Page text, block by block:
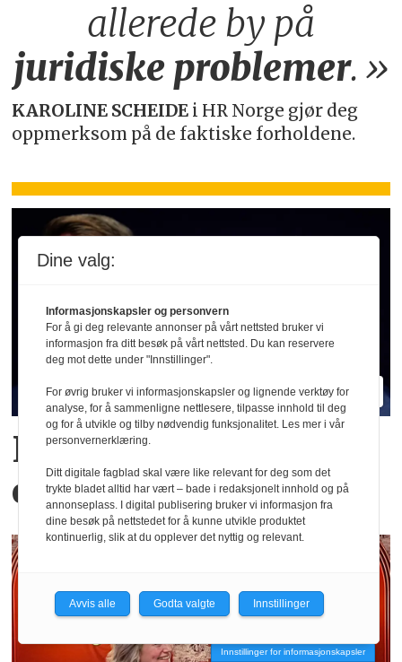
allerede by på
juridiske problemer.»
KAROLINE SCHEIDE i HR Norge gjør deg
oppmerksom på de faktiske forholdene.
Hva er egentlig KI-
effekten i Oljefondet?
Innstillinger for informasjonskapsler
Dine valg:
Informasjonskapsler og personvern
For å gi deg relevante annonser på vårt nettsted bruker vi
informasjon fra ditt besøk på vårt nettsted. Du kan reservere
deg mot dette under "Innstillinger".
For øvrig bruker vi informasjonskapsler og lignende verktøy for
analyse, for å sammenligne nettlesere, tilpasse innhold til deg
og for å utvikle og tilby nødvendig funksjonalitet. Les mer i vår
personvernerklæring.
Ditt digitale fagblad skal være like relevant for deg som det
trykte bladet alltid har vært – bade i redaksjonelt innhold og på
annonseplass. I digital publisering bruker vi informasjon fra
dine besøk på nettstedet for å kunne utvikle produktet
kontinuerlig, slik at du opplever det nyttig og relevant.
Avvis alle Godta valgte Innstillinger